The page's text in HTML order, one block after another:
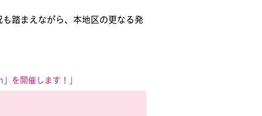
踏まえながら、本地区の更なる発
を開催します！